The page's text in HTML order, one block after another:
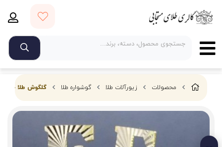
محصولات زیورآلات طلا گوشواره طلا گلگوش طلا حرف F